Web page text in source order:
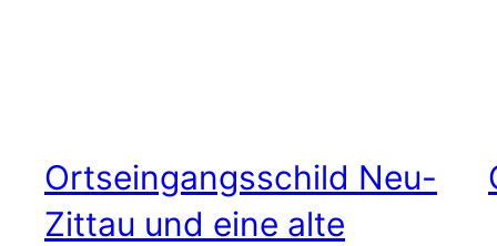
Ortseingangsschild Neu-
Zittau und eine alte